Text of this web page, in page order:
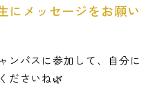
にメッセージをお願い
ンパスに参加して、自分に
ださいね🌿